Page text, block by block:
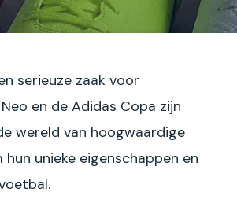
serieuze zaak voor
en de Adidas Copa zijn
wereld van hoogwaardige
unieke eigenschappen en